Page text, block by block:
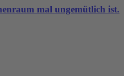
mal ungemütlich ist.